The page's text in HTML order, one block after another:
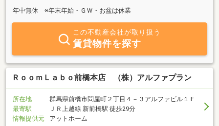
年中無休 ※年末年始・ＧＷ・お盆は休業
この不動産会社が取り扱う
賃貸物件を探す
ＲｏｏｍＬａｂｏ前橋本店 （株）アルファプラン
所在地
群馬県前橋市問屋町２丁目４－３アルファビル１Ｆ
最寄駅
ＪＲ上越線 新前橋駅 徒歩29分
情報提供元
アットホーム